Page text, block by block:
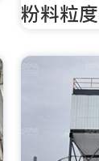
粉料粒